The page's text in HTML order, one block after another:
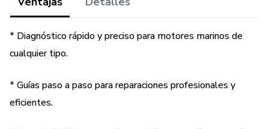
comerciales y yates, este Agente de IA ayuda a los
profesionales a mantenerse actualizados con la tecnología
de diagnóstico.
* Diagnóstico rápido y preciso para motores marinos de
cualquier tipo.
* Guías paso a paso para reparaciones profesionales y
eficientes.